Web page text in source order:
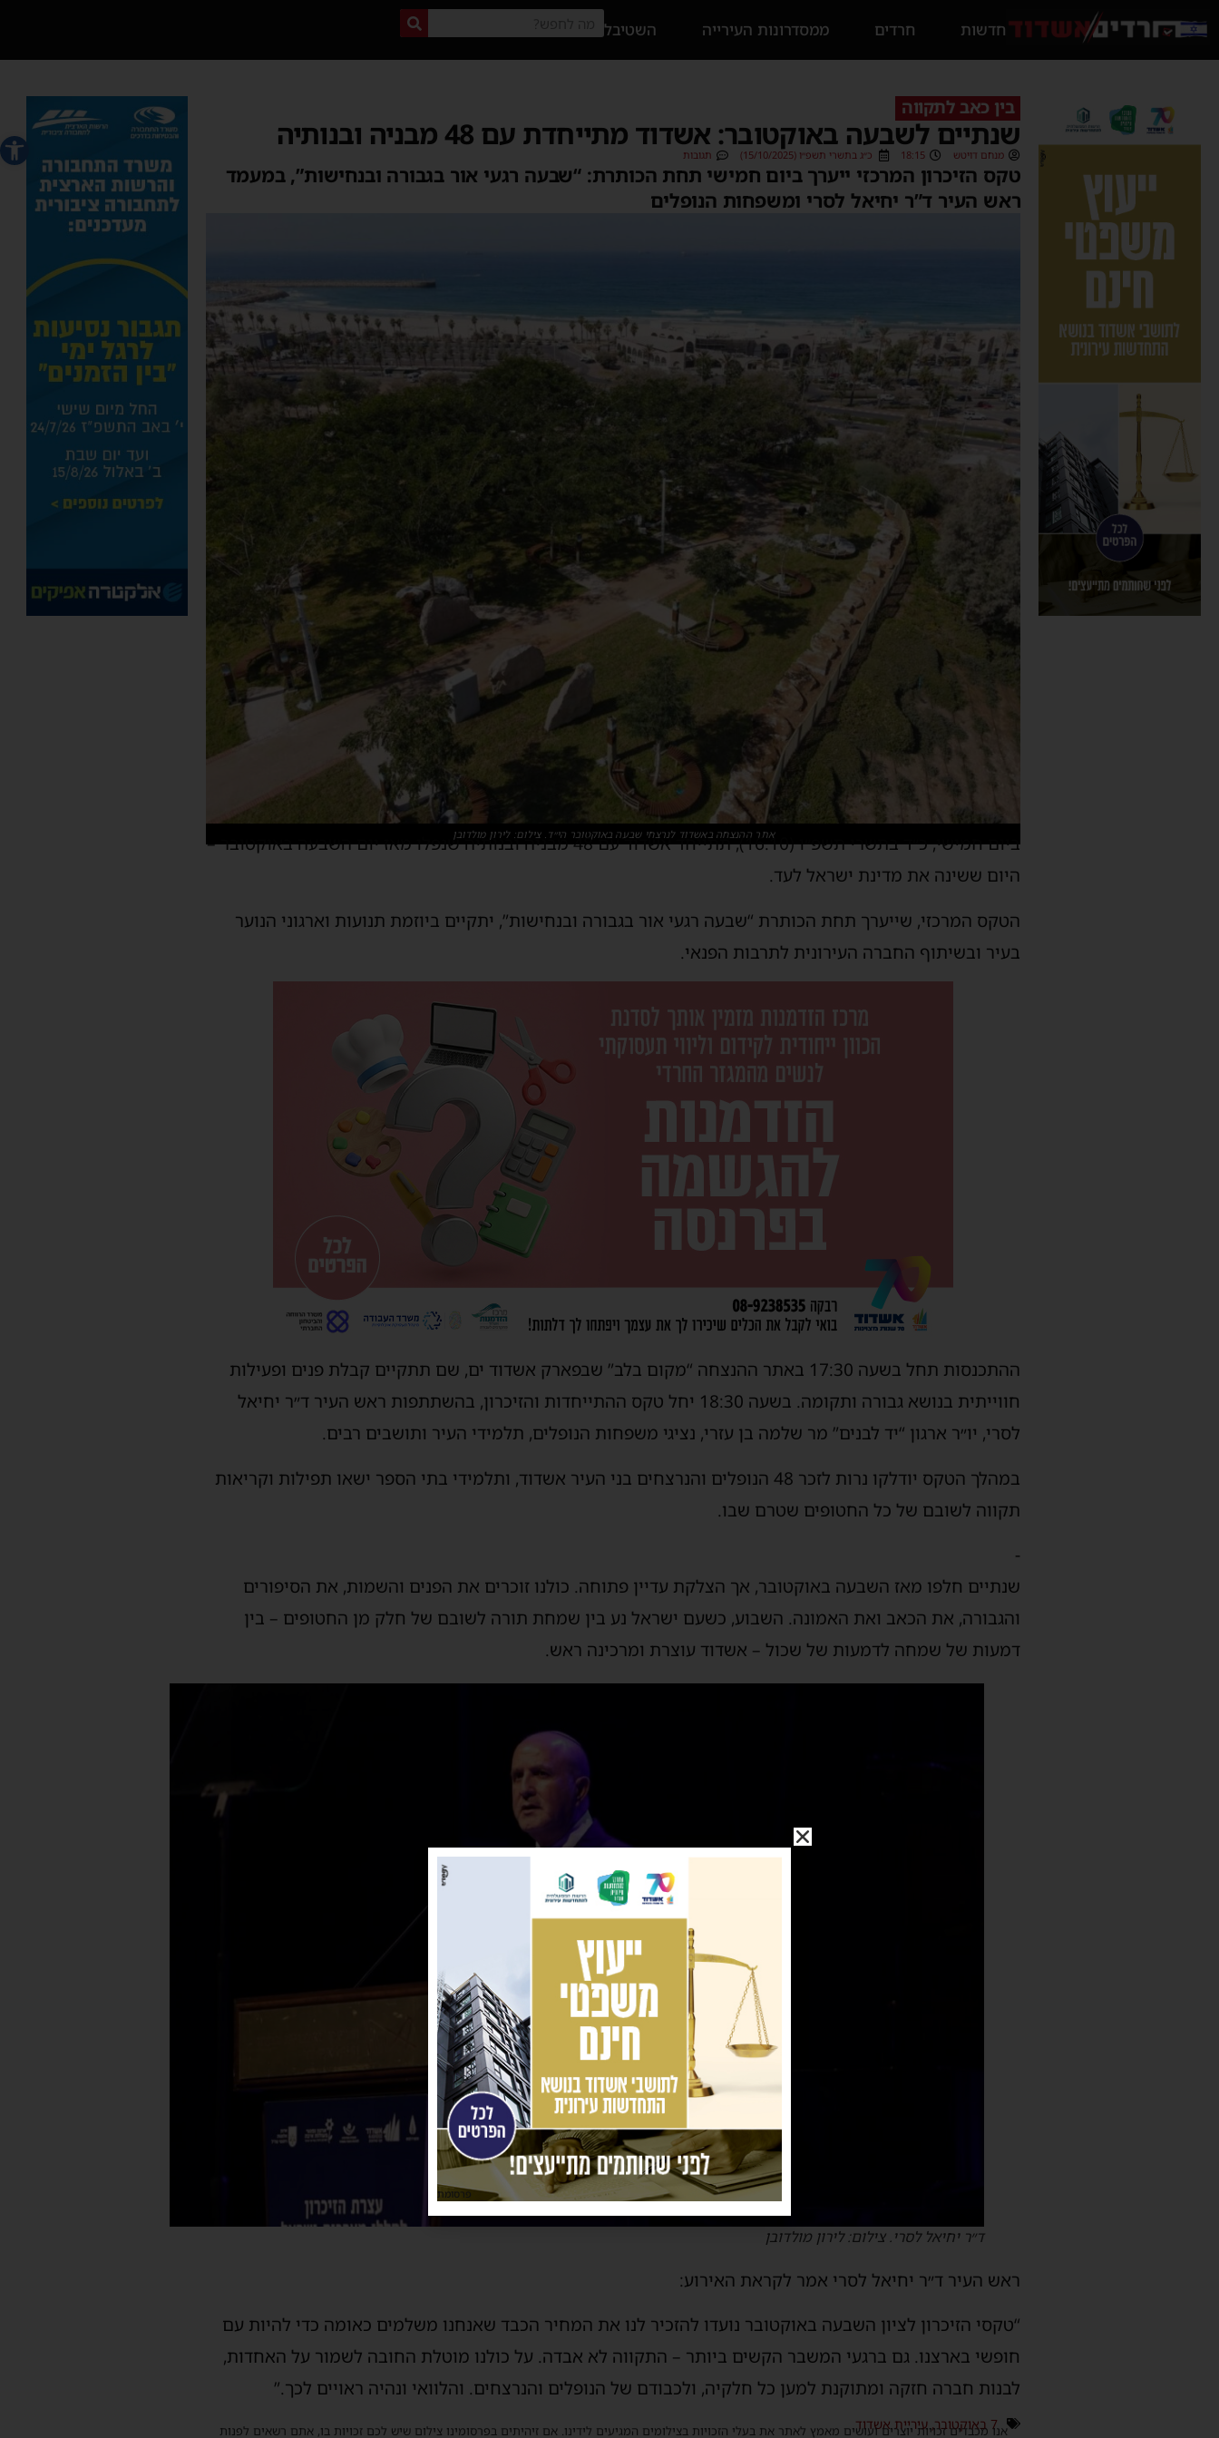
פתח
חדשות חרדים ממסדרונות העירייה השטיבל
בין כאב לתקווה
שנתיים לשבעה באוקטובר: אשדוד מתייחדת עם 48 מבניה ובנותיה
מנחם דויטש 18:15 כ״ג בתשרי תשפ״ו (15/10/2025) תגובות
טקס הזיכרון המרכזי ייערך ביום חמישי תחת הכותרת: “שבעה רגעי אור בגבורה ובנחישות”, במעמד
ראש העיר ד”ר יחיאל לסרי ומשפחות הנופלים
אתר ההנצחה באשדוד לנרצחי שבעה באוקטובר הי״ד. צילום: לירון מולדובןביום חמישי, כ״ד בתשרי תשפ״ו (16.10), תתייחד אשדוד עם 48 מבניה ובנותיה שנפלו מאז יום השבעה באוקטובר –
היום ששינה את מדינת ישראל לעד.
הטקס המרכזי, שייערך תחת הכותרת “שבעה רגעי אור בגבורה ובנחישות”, יתקיים ביוזמת תנועות וארגוני הנוער
בעיר ובשיתוף החברה העירונית לתרבות הפנאי.
ההתכנסות תחל בשעה 17:30 באתר ההנצחה “מקום בלב” שבפארק אשדוד ים, שם תתקיים קבלת פנים ופעילות
חווייתית בנושא גבורה ותקומה. בשעה 18:30 יחל טקס ההתייחדות והזיכרון, בהשתתפות ראש העיר ד״ר יחיאל
לסרי, יו״ר ארגון “יד לבנים” מר שלמה בן עזרי, נציגי משפחות הנופלים, תלמידי העיר ותושבים רבים.
במהלך הטקס יודלקו נרות לזכר 48 הנופלים והנרצחים בני העיר אשדוד, ותלמידי בתי הספר ישאו תפילות וקריאות
תקווה לשובם של כל החטופים שטרם שבו.
-
שנתיים חלפו מאז השבעה באוקטובר, אך הצלקת עדיין פתוחה. כולנו זוכרים את הפנים והשמות, את הסיפורים
והגבורה, את הכאב ואת האמונה. השבוע, כשעם ישראל נע בין שמחת תורה לשובם של חלק מן החטופים – בין
דמעות של שמחה לדמעות של שכול – אשדוד עוצרת ומרכינה ראש.
ד״ר יחיאל לסרי. צילום: לירון מולדובן
ראש העיר ד״ר יחיאל לסרי אמר לקראת האירוע:
“טקסי הזיכרון לציון השבעה באוקטובר נועדו להזכיר לנו את המחיר הכבד שאנחנו משלמים כאומה כדי להיות עם
חופשי בארצנו. גם ברגעי המשבר הקשים ביותר – התקווה לא אבדה. על כולנו מוטלת החובה לשמור על האחדות,
לבנות חברה חזקה ומתוקנת למען כל חלקיה, ולכבודם של הנופלים והנרצחים. והלוואי ונהיה ראויים לכך.”
7 באוקטובר , עיריית אשדוד
אנו מכבדים זכויות יוצרים ועושים מאמץ לאתר את בעלי הזכויות בצילומים המגיעים לידינו. אם זיהיתים בפרסומינו צילום שיש לכם זכויות בו, אתם רשאים לפנות
פרסומת